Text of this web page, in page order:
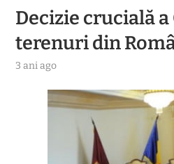
Decizie crucială
terenuri din
3 ani ago